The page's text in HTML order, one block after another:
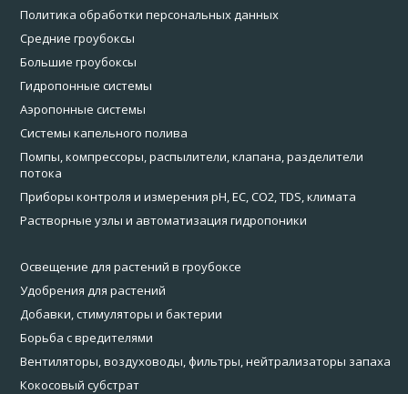
Политика обработки персональных данных
Средние гроубоксы
Большие гроубоксы
Гидропонные системы
Аэропонные системы
Системы капельного полива
Помпы, компрессоры, распылители, клапана, разделители
потока
Приборы контроля и измерения pH, EC, CO2, TDS, климата
Растворные узлы и автоматизация гидропоники
Освещение для растений в гроубоксе
Удобрения для растений
Добавки, стимуляторы и бактерии
Борьба с вредителями
Вентиляторы, воздуховоды, фильтры, нейтрализаторы запаха
Кокосовый субстрат